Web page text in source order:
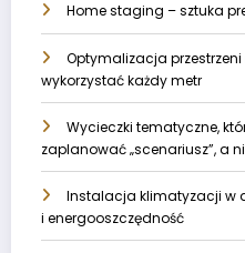
Home staging – sztuka
Optymalizacja
wykorzystać każdy metr
Wycieczki tematyczne,
zaplanować „scenariusz”, a
Instalacja klimatyzacji w
i energooszczędność